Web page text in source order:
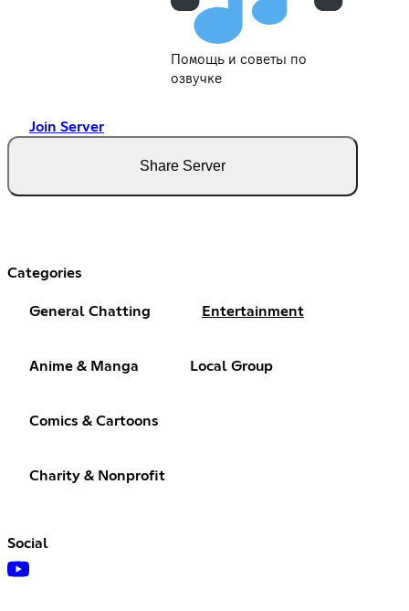
Помощь и советы по
озвучке
Join Server
Share Server
Categories
General Chatting Entertainment
Anime & Manga Local Group
Comics & Cartoons
Charity & Nonprofit
Social